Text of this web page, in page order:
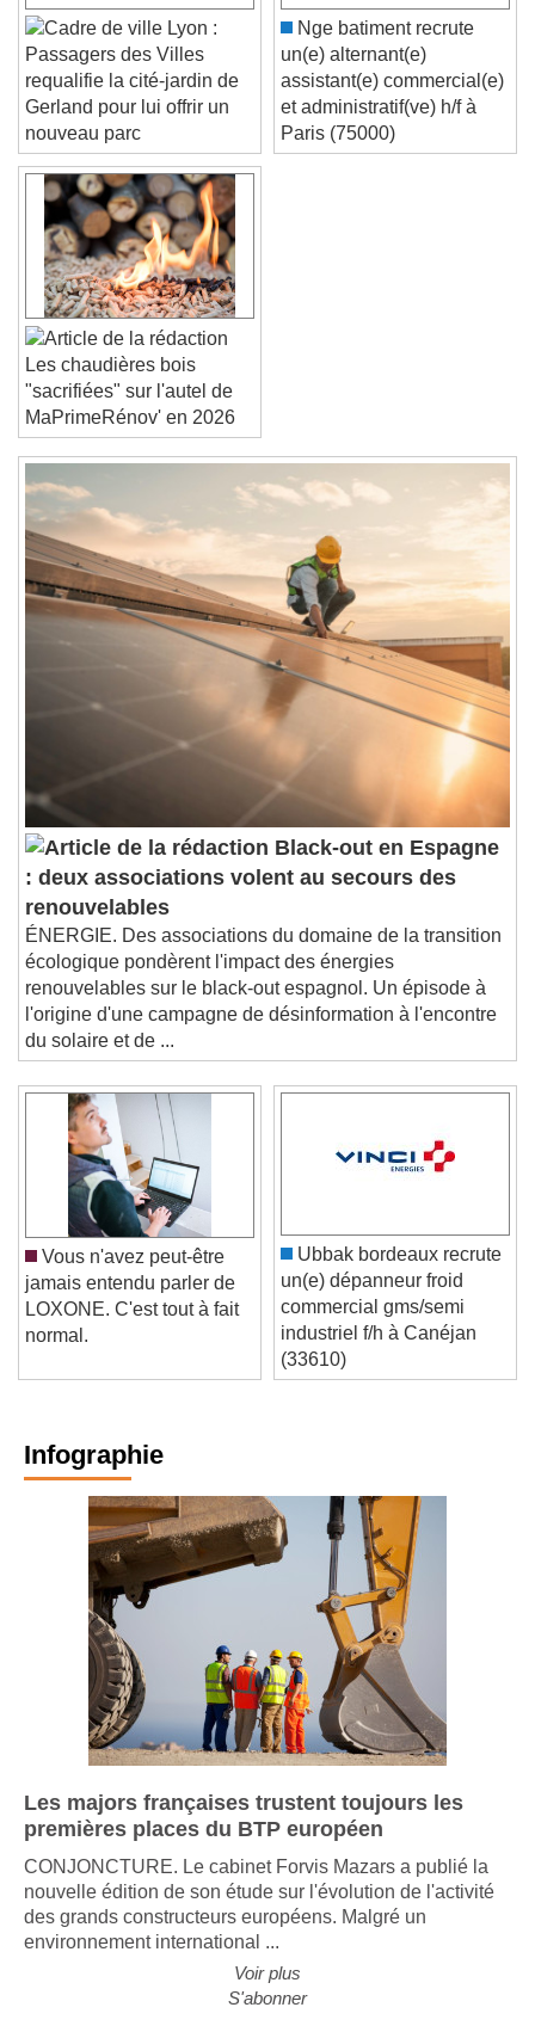
Color
Font Size
Text Edge Style
Font Family
Reset
Done
Close Modal Dialog
End of dialog window.
Lyon :
Passagers des Villes
requalifie la cité-jardin de
Gerland pour lui offrir un
nouveau parc
Nge batiment recrute
un(e) alternant(e)
assistant(e) commercial(e)
et administratif(ve) h/f à
Paris (75000)
Les chaudières bois
"sacrifiées" sur l'autel de
MaPrimeRénov' en 2026
Black-out en Espagne
: deux associations volent au secours des
renouvelables
ÉNERGIE. Des associations du domaine de la transition
écologique pondèrent l'impact des énergies
renouvelables sur le black-out espagnol. Un épisode à
l'origine d'une campagne de désinformation à l'encontre
du solaire et de ...
Vous n'avez peut-être
jamais entendu parler de
LOXONE. C'est tout à fait
Ubbak bordeaux recrute
un(e) dépanneur froid
commercial gms/semi
industriel f/h à Canéjan
(33610)
Infographie
Les majors françaises trustent toujours les
premières places du BTP européen
CONJONCTURE. Le cabinet Forvis Mazars a publié la
nouvelle édition de son étude sur l'évolution de l'activité
des grands constructeurs européens. Malgré un
Voir plus